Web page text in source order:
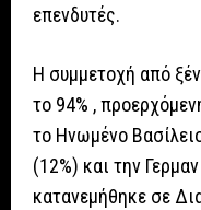
επενδυτές.
H συμμετοχή από
το 94% ,
το Ηνωμένο
(12%) και την
κατανεμήθηκε σε